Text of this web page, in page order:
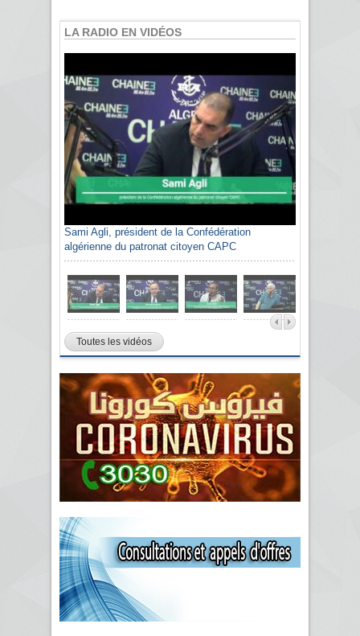
LA RADIO EN VIDÉOS
Sami Agli, président de la Confédération
algérienne du patronat citoyen CAPC
Toutes les vidéos